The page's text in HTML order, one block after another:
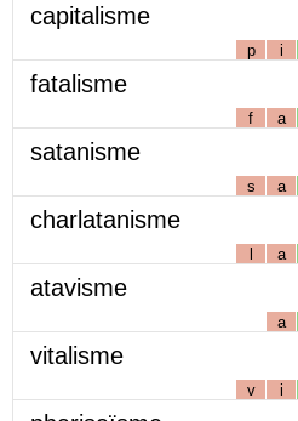
capitalisme
p i
fatalisme
f a
satanisme
s a
charlatanisme
l a
atavisme
a
vitalisme
v i